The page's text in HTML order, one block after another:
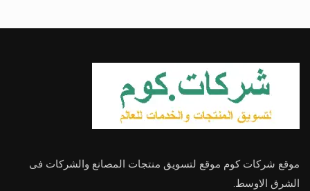
موقع شركات كوم موقع لتسويق منتجات المصانع والشركات فى
الشرق الاوسط.